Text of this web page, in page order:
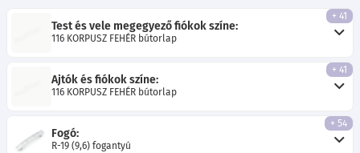
Test és vele megegyező fiókok színe:
116 KORPUSZ FEHÉR bútorlap
+ 41
Ajtók és fiókok színe:
116 KORPUSZ FEHÉR bútorlap
+ 41
Fogó:
R-19 (9,6) fogantyú
+ 54